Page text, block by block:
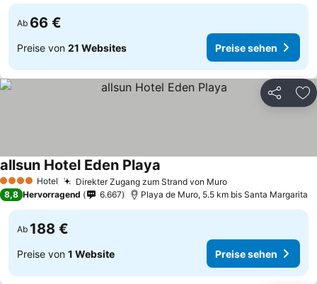
Ab 66 €
Preise von 21 Websites Preise sehen
Teilen
4 Sterne Hotel Direkter Zugang zum Strand von Muro
allsun Hotel Eden Playa
8,8 Hervorragend 6.667 Playa de Muro, 5.5 km bis Santa Margarita
Ab 188 €
Preise von 1 Website Preise sehen